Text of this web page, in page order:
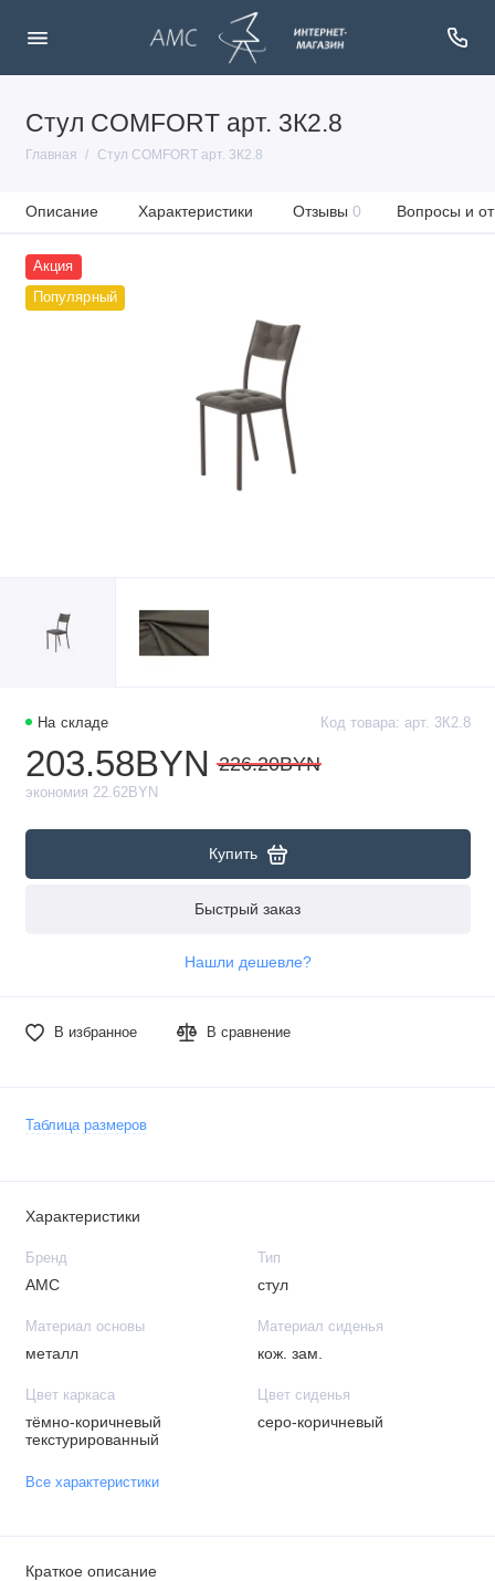
Стул COMFORT арт. 3К2.8
Главная Стул COMFORT арт. 3К2.8
Описание Характеристики Отзывы 0 Вопросы и
Акция
Популярный
На складе Код товара: арт. 3К2.8
203.58BYN 226.20BYN
экономия 22.62BYN
Купить
Быстрый заказ
Нашли дешевле?
В избранное В сравнение
Таблица размеров
Характеристики
Бренд
АМС
Тип
стул
Материал основы
металл
Материал сиденья
кож. зам.
Цвет каркаса
тёмно-коричневый
текстурированный
Цвет сиденья
серо-коричневый
Все характеристики
Краткое описание